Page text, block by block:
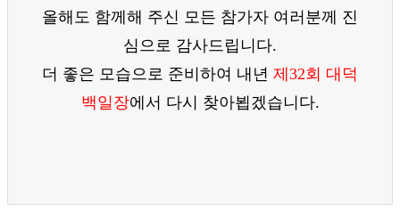
올해도 함께해 주신 모든 참가자 여러분께 진
심으로 감사드립니다.
더 좋은 모습으로 준비하여 내년 제32회 대덕
백일장에서 다시 찾아뵙겠습니다.